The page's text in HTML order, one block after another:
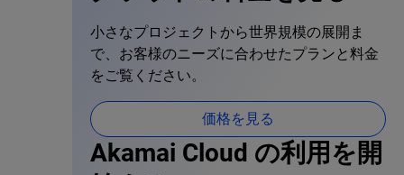
小さなプロジェクトから世界規模の展開ま
で、お客様のニーズに合わせたプランと料金
をご覧ください。
価格を見る
Akamai Cloud の利用を開